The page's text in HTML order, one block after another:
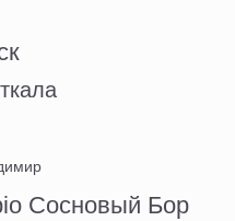
Сосновый Бор